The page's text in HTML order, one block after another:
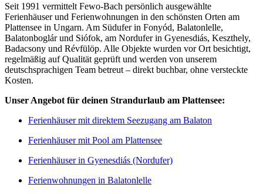
Seit 1991 vermittelt Fewo-Bach persönlich ausgewählte
Ferienhäuser und Ferienwohnungen in den schönsten Orten am
Plattensee in Ungarn. Am Südufer in Fonyód, Balatonlelle,
Balatonboglár und Siófok, am Nordufer in Gyenesdiás, Keszthely,
Badacsony und Révfülöp. Alle Objekte wurden vor Ort besichtigt,
regelmäßig auf Qualität geprüft und werden von unserem
deutschsprachigen Team betreut – direkt buchbar, ohne versteckte
Kosten.
Unser Angebot für deinen Strandurlaub am Plattensee:
Ferienhäuser mit direktem Seezugang am Balaton
Ferienhäuser mit Pool am Plattensee
Ferienhäuser in Gyenesdiás (Nordufer)
Ferienwohnungen in Balatonlelle